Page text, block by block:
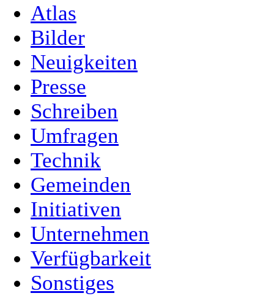
Atlas
Bilder
Neuigkeiten
Presse
Schreiben
Umfragen
Technik
Gemeinden
Initiativen
Unternehmen
Verfügbarkeit
Sonstiges